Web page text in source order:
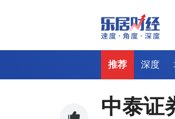
推荐 深度
中泰证